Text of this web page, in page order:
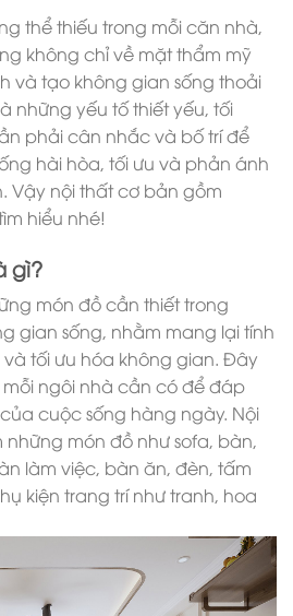
thể thiếu trong mỗi căn nhà,
không chỉ về mặt thẩm mỹ
và tạo không gian sống thoải
những yếu tố thiết yếu, tối
phải cân nhắc và bố trí để
hài hòa, tối ưu và phản ánh
Vậy nội thất cơ bản gồm
hiểu nhé!
gì?
món đồ cần thiết trong
gian sống, nhằm mang lại tính
tối ưu hóa không gian. Đây
ngôi nhà cần có để đáp
cuộc sống hàng ngày. Nội
món đồ như sofa, bàn,
làm việc, bàn ăn, đèn, tấm
kiện trang trí như tranh, hoa